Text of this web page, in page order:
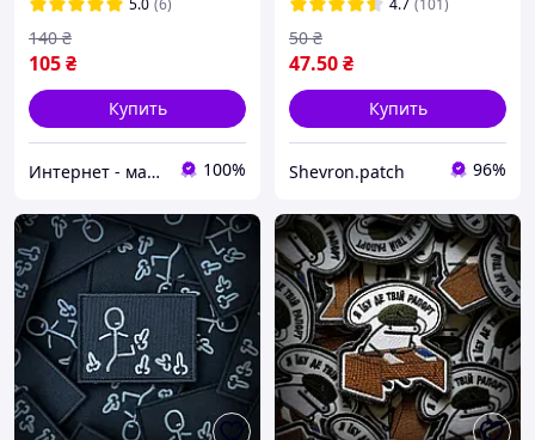
5.0 (6)
105₴
140 ₴
Купить
Интернет - магазин ТОПовых товаров. Розница/ ОПТ 100%
4.7 (101)
47.50₴
50 ₴
Купить
Shevron.patch 96%